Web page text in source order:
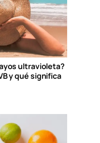
ultravioleta?
y qué significa